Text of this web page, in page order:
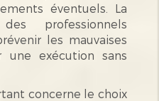
éventuels. La
professionnels
les mauvaises
une exécution sans
concerne le choix